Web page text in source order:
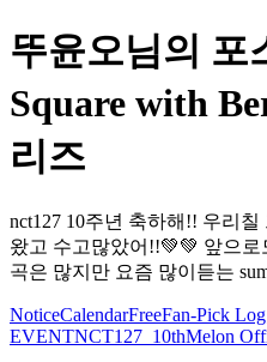
뚜윤오님의 포
Square with
리즈
nct127 10주년 축하해!! 우리
왔고 수고많았어!!💚💚 앞으
곡은 많지만 요즘 많이듣는
NoticeCalendarFreeFan-Pick
EVENTNCT127_10thMelon